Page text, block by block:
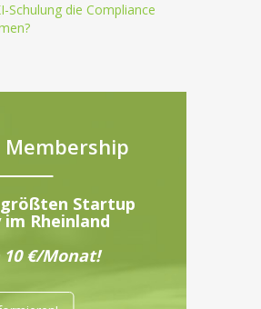
Schulung die Compliance
größten Startup
Rheinland
€/Monat!